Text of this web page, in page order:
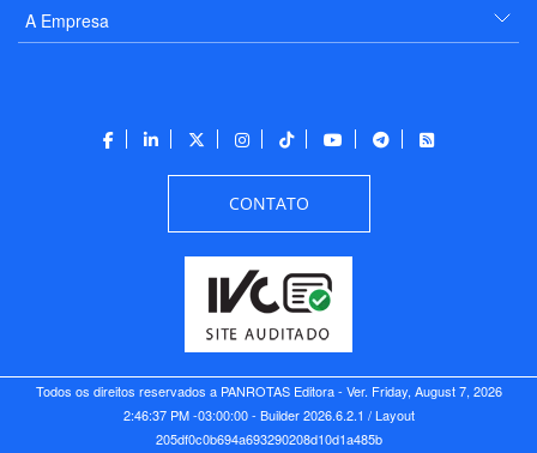
A Empresa
CONTATO
Todos os direitos reservados a PANROTAS Editora - Ver. Friday, August 7, 2026
2:46:37 PM -03:00:00 - Builder 2026.6.2.1 / Layout
205df0c0b694a693290208d10d1a485b